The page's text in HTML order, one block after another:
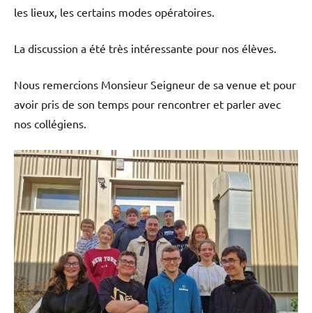
les lieux, les certains modes opératoires.
La discussion a été très intéressante pour nos élèves.
Nous remercions Monsieur Seigneur de sa venue et pour
avoir pris de son temps pour rencontrer et parler avec
nos collégiens.